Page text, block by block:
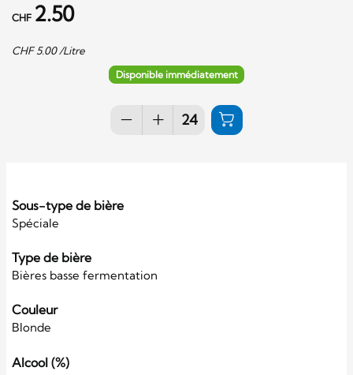
CHF 2.50
CHF5.00/Litre
Disponible immédiatement
Sous-type de bière
Spéciale
Type de bière
Bières basse fermentation
Couleur
Blonde
Alcool (%)